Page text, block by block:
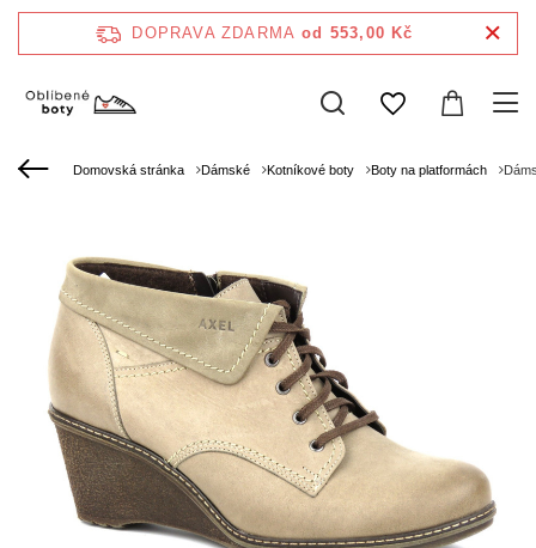
DOPRAVA ZDARMA od 553,00 Kč
Domovská stránka Dámské Kotníkové boty Boty na platformách